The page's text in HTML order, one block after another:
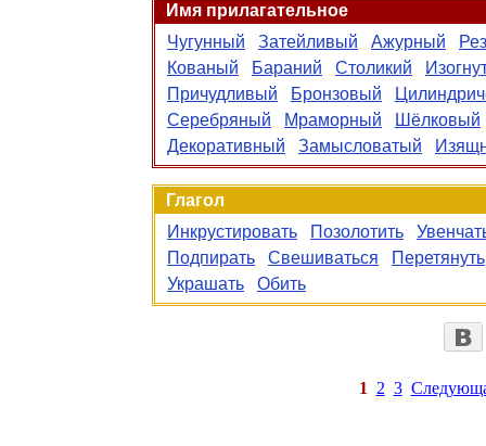
Имя прилагательное
Чугунный
Затейливый Ажурный
Кованый
Бараний Столикий
Причудливый
Бронзовый
Серебряный
Мраморный
Шёлковый
Декоративный
Замысловатый
Глагол
Инкрустировать
Позолотить
Подпирать
Свешиваться
Перетянуть
Украшать
Обить
1 2 3